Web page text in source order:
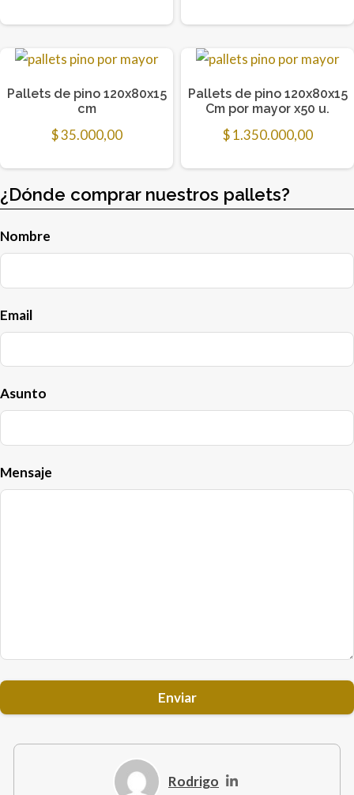
Pallets de pino 120x80x15
cm
$35.000,00
Pallets de pino 120x80x15
Cm por mayor x50 u.
$1.350.000,00
¿Dónde comprar nuestros pallets?
Nombre
Email
Asunto
Mensaje
Rodrigo